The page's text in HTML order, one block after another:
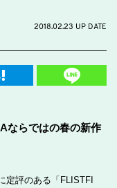
2018.02.23 UP DATE
ならではの春の新作
定評のある「FLISTFI